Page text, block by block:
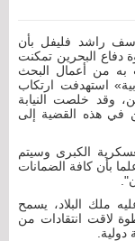
راشد فليفل بأن
دفاع البحرين تمكنت
به من أعمال البحث
استهدفت ارتكاب
وقد خلصت النيابة
في هذه القضية إلى
الكبرى وسيتم
بأن كافة الضمانات
ملك البلاد، يسمح
لاقت انتقادات من